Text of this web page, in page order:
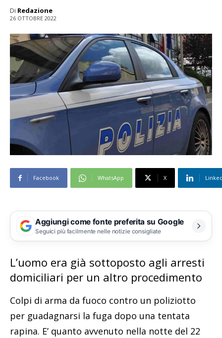
Di Redazione
26 OTTOBRE 2022
Facebook WhatsApp X
Aggiungi come fonte preferita su Google
Seguici più facilmente nelle notizie consigliate
L’uomo era già sottoposto agli arresti
domiciliari per un altro procedimento
Colpi di arma da fuoco contro un poliziotto
per guadagnarsi la fuga dopo una tentata
rapina. E’ quanto avvenuto nella notte del 22